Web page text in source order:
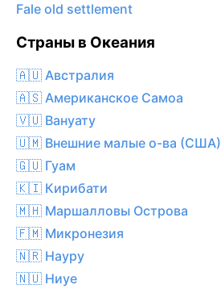
Fale old settlement
Страны в Океания
🇦🇺 Австралия
🇦🇸 Американское Самоа
🇻🇺 Вануату
🇺🇲 Внешние малые о-ва (США)
🇬🇺 Гуам
🇰🇮 Кирибати
🇲🇭 Маршалловы Острова
🇫🇲 Микронезия
🇳🇷 Науру
🇳🇺 Ниуе